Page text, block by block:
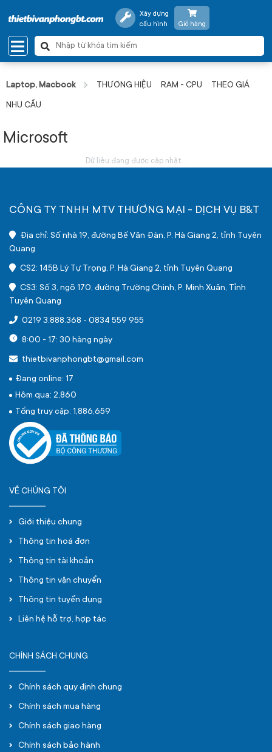
Xây dựng
cấu hình
Giỏ hàng
Laptop, Macbook THƯƠNG HIỆU RAM - CPU THEO GIÁ
NHU CẦU
Microsoft
Dữ liệu đang được cập nhật...
CÔNG TY TNHH MTV THƯƠNG MẠI - DỊCH VỤ B&T
Địa chỉ: Số nhà 19, đường Bế Văn Đàn, P. Hà Giang 2, tỉnh Tuyên
Quang
CS2: 145B Lý Tự Trọng, P. Hà Giang 2, tỉnh Tuyên Quang
CS3: Số 3, ngõ 170, đường Trường Chinh, P. Minh Xuân, Tỉnh
Tuyên Quang
0219 3.888.368 - 0834 559 955
8:00 - 17: 30 hàng ngày
thietbivanphongbt@gmail.com
Đang online: 17
Hôm qua: 2,860
Tổng truy cập: 1,886,659
VỀ CHÚNG TÔI
Giới thiệu chung
Thông tin hoá đơn
Thông tin tài khoản
Thông tin vận chuyển
Thông tin tuyển dụng
Liên hệ hỗ trợ, hợp tác
CHÍNH SÁCH CHUNG
Chính sách quy định chung
Chính sách mua hàng
Chính sách giao hàng
Chính sách bảo hành